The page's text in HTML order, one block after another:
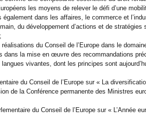
les moyens de relever le défi d’une
dans les affaires, le commerce et
du développement d’actions et de
du Conseil de l’Europe dans le
la mise en œuvre des recommandations
vivantes, dont les principes sont
du Conseil de l’Europe sur « La
Conférence permanente des Ministres
du Conseil de l’Europe sur « L’Année